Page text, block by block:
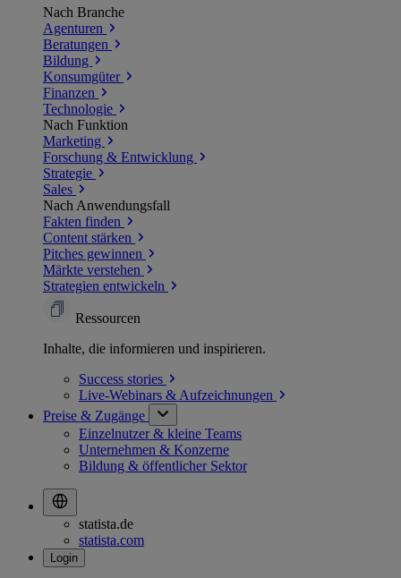
Nach Branche
Agenturen
Beratungen
Bildung
Konsumgüter
Finanzen
Technologie
Nach Funktion
Marketing
Forschung & Entwicklung
Strategie
Sales
Nach Anwendungsfall
Fakten finden
Content stärken
Pitches gewinnen
Märkte verstehen
Strategien entwickeln
Ressourcen
Inhalte, die informieren und inspirieren.
Success stories
Live-Webinars & Aufzeichnungen
Preise & Zugänge
Einzelnutzer & kleine Teams
Unternehmen & Konzerne
Bildung & öffentlicher Sektor
statista.de
statista.com